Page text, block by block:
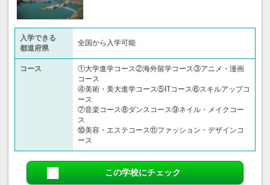
入学できる
都道府県
全国から入学可能
コース
①大学進学コース②海外留学コース③アニメ・漫画
コース
④美術・美大進学コース⑤ITコース⑥スキルアップコ
ース
⑦音楽コース⑧ダンスコース⑨ネイル・メイクコー
ス
⑩美容・エステコース⑪ファッション・デザインコ
ース
この学校にチェック